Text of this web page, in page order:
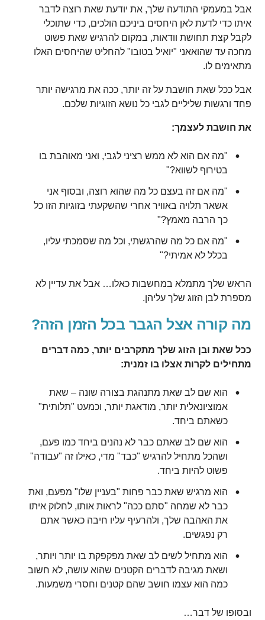
אבל במעמקי התודעה שלך, את יודעת שאת רוצה לדבר
איתו כדי לדעת לאן היחסים ביניכם הולכים, כדי שתוכלי
לקבל קצת תחושת וודאות, במקום להרגיש שאת פשוט
מחכה עד שהואאני "יואיל בטובו" להחליט שהיחסים האלו
מתאימים לו.
אבל ככל שאת חושבת על זה יותר, ככה את מרגישה יותר
פחד ורגשות שליליים לגבי כל נושא הזוגיות שלכם.
את חושבת לעצמך:
"מה אם הוא לא ממש רציני לגבי, ואני מאוהבת בו
בטירוף לשווא?"
"מה אם זה בעצם כל מה שהוא רוצה, ובסוף אני
אשאר תלויה באוויר אחרי שהשקעתי בזוגיות הזו כל
כך הרבה מאמץ?"
"מה אם כל מה שהרגשתי, וכל מה שסמכתי עליו,
בכלל לא אמיתי?"
הראש שלך מתמלא במחשבות כאלו… אבל את עדיין לא
מספרת לבן הזוג שלך עליהן.
מה קורה אצל הגבר בכל הזמן הזה?
ככל שאת ובן הזוג שלך מתקרבים יותר, כמה דברים
מתחילים לקרות אצלו בו זמנית:
הוא שם לב שאת מתנהגת בצורה שונה – שאת
אמוציונאלית יותר, מודאגת יותר, וכמעט "תלותית"
כשאתם ביחד.
הוא שם לב שאתם כבר לא נהנים ביחד כמו פעם,
ושהכל מתחיל להרגיש "כבד" מדי, כאילו זה "עבודה"
פשוט להיות ביחד.
הוא מרגיש שאת כבר פחות "בעניין שלו" מפעם, ואת
כבר לא שמחה "סתם ככה" לראות אותו, לחלוק איתו
את האהבה שלך, ולהרעיף עליו חיבה כאשר אתם
רק נפגשים.
הוא מתחיל לשים לב שאת מפקפקת בו יותר ויותר,
ושאת מגיבה לדברים הקטנים שהוא עושה, לא חשוב
כמה הוא עצמו חושב שהם קטנים וחסרי משמעות.
ובסופו של דבר…